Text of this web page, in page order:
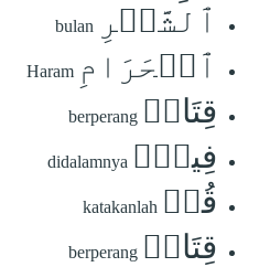
ٱلشَّهۡرِ bulan
ٱلۡحَرَامِ Haram
قِتَالٖ berperang
فِيهِۖ didalamnya
قُلۡ katakanlah
قِتَالٞ berperang